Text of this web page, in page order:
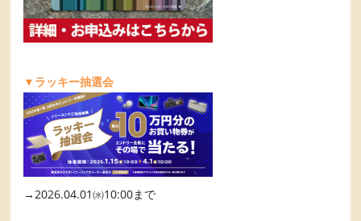
▼ラッキー抽選会
→2026.04.01㈬10:00まで